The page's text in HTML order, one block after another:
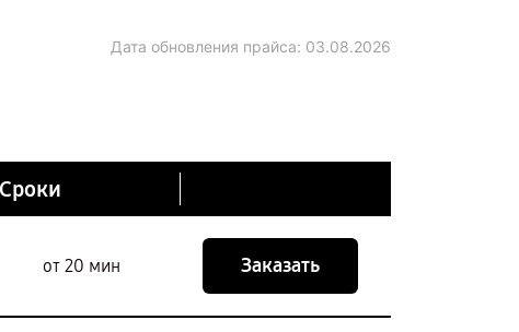
Дата обновления прайса: 03.08.2026
Сроки
от 20 мин Заказать